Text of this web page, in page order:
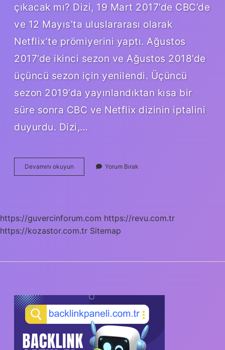
çıkacak mı? Dizi, 19 Mart 2017’de CBC’de
ve 12 Mayıs’ta uluslararası olarak
Netflix’te prömiyerini yaptı. Ağustos
2017’de ikinci sezon ve Ağustos 2018’de
üçüncü sezon için yenilendi. Üçüncü
sezon 2019’da yayınlandıktan kısa bir
süre sonra CBC ve Netflix dizinin iptalini
duyurdu. Dizi,…
Devamını okuyun
With
Mı
Yorum Bırak
https://guvercinforum.com https://revu.com.tr
https://kozastor.com.tr Sitemap
SIDEBAR